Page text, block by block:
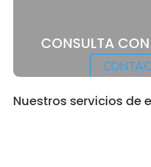
CONSULTA
Nuestros servicios de